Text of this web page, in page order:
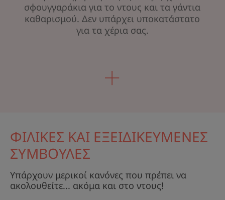
σφουγγαράκια για το ντους και τα γάντια
καθαρισμού. Δεν υπάρχει υποκατάστατο
για τα χέρια σας.
ΦΙΛΙΚΕΣ ΚΑΙ ΕΞΕΙΔΙΚΕΥΜΕΝΕΣ
ΣΥΜΒΟΥΛΕΣ
Υπάρχουν μερικοί κανόνες που πρέπει να
ακολουθείτε... ακόμα και στο ντους!